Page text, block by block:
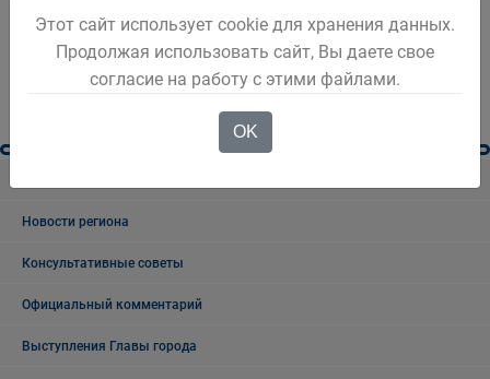
1 2 3 4
Новости региона
Консультативные советы
Официальный комментарий
Выступления Главы города
Этот сайт использует cookie для хранения данных.
Продолжая использовать сайт, Вы даете свое
согласие на работу с этими файлами.
OK